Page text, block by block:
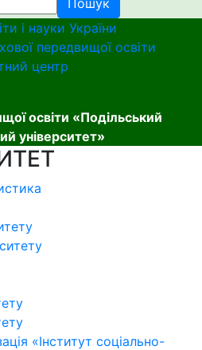
Пошук
і науки України
передвищої освіти
центр
освіти «Подільський
університет»
«Інститут соціально-